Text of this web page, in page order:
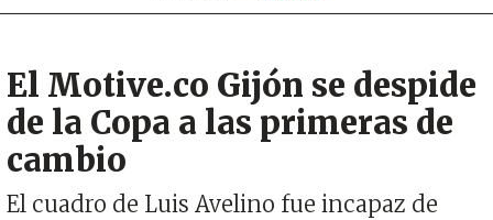
El Motive.co Gijón se despide
de la Copa a las primeras de
cambio
El cuadro de Luis Avelino fue incapaz de